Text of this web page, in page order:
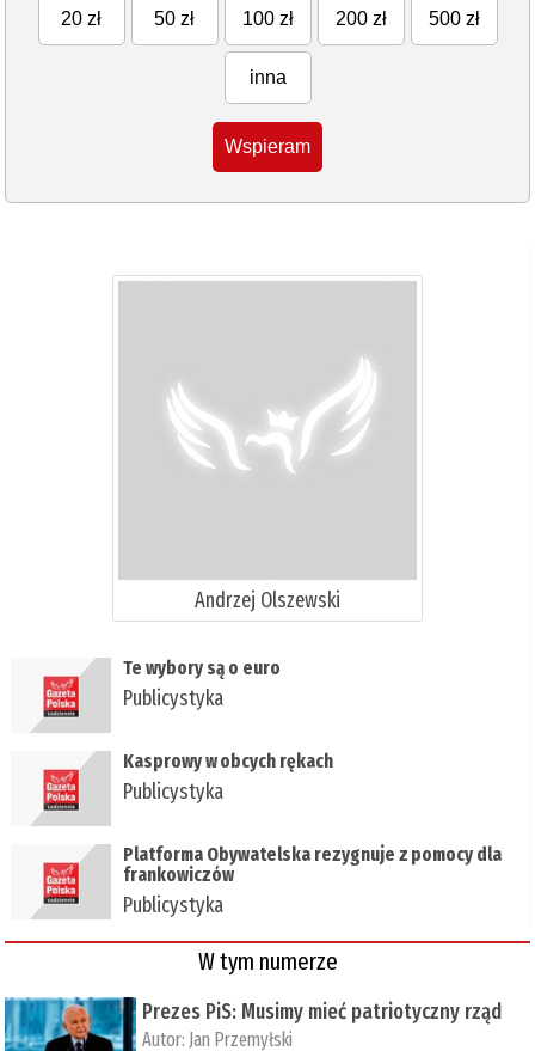
20 zł 50 zł 100 zł 200 zł 500 zł
inna
Wspieram
Andrzej Olszewski
Te wybory są o euro
Publicystyka
Kasprowy w obcych rękach
Publicystyka
Platforma Obywatelska rezygnuje z pomocy dla
frankowiczów
Publicystyka
W tym numerze
Prezes PiS: Musimy mieć patriotyczny rząd
Autor: Jan Przemyłski